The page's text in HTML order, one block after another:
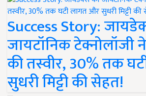
Success Story:
जायटॉनिक टेक्नोलॉजी
की तस्वीर, 30% तक
सुधरी मिट्टी की सेहत!